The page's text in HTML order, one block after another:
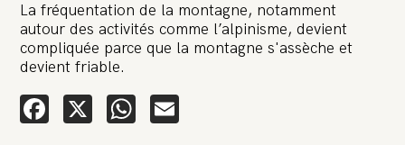
La fréquentation de la montagne, notamment
autour des activités comme l’alpinisme, devient
compliquée parce que la montagne s'assèche et
devient friable.
Facebook
X WhatsApp
🚨 L’heure est grave. Une multinationale
tente d’anéantir La Relève et La Peste 🤯